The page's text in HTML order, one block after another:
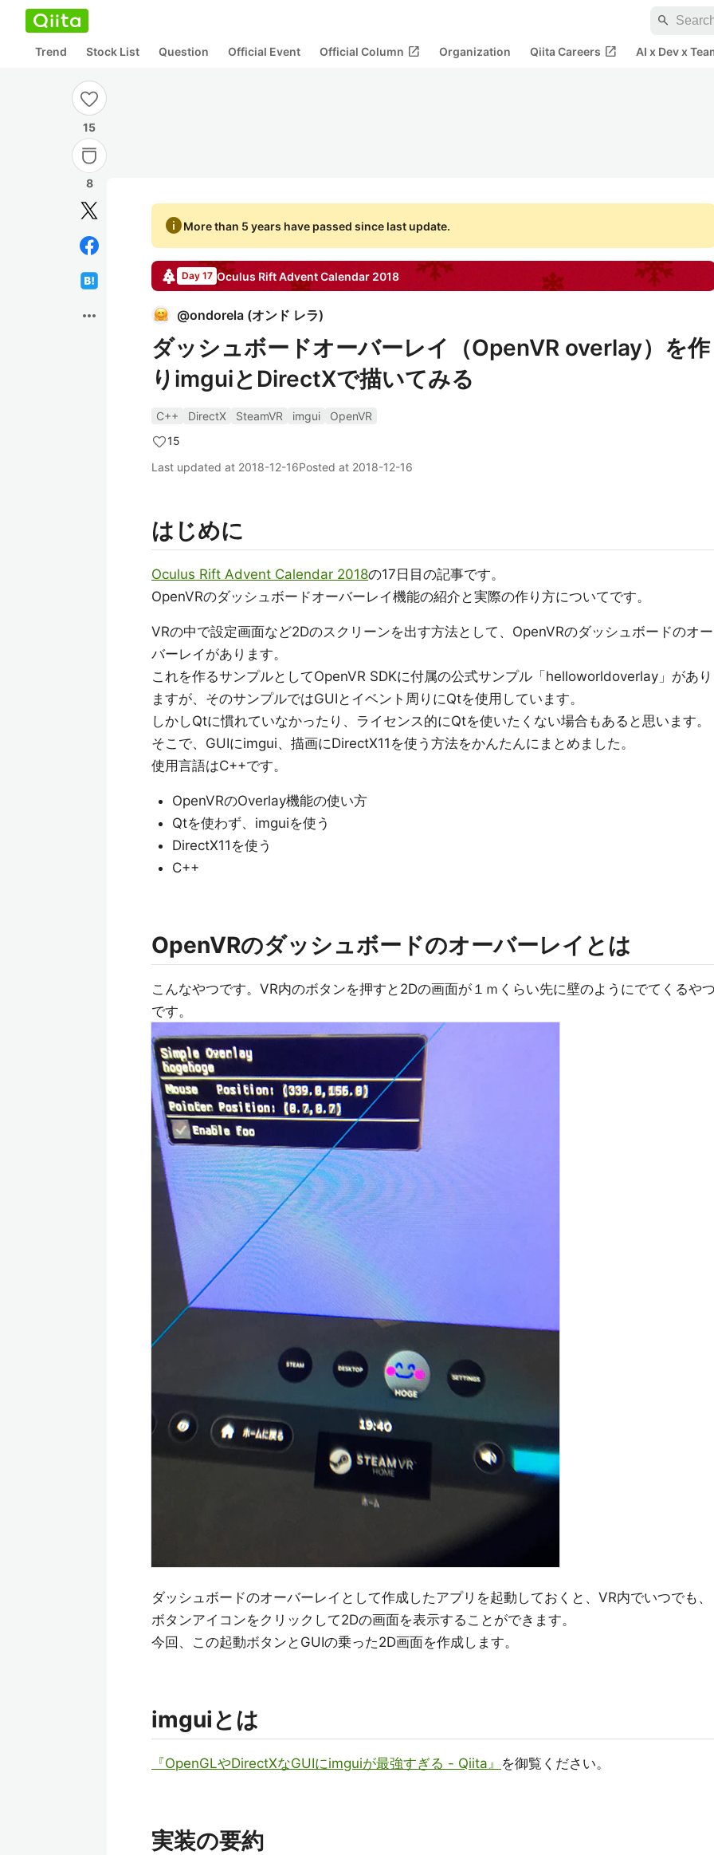
search
Trend Stock List Question Official Event Official Column open_in_new Organization Qiita Careers open_in_new AI x Dev x
15
8
more_horiz
infoMore than 5 years have passed since last update.
Day 17 Oculus RiftAdvent Calendar 2018
@ondorela (オンド レラ)
ダッシュボードオーバーレイ（OpenVR overlay）を作
りimguiとDirectXで描いてみる
C++ DirectX SteamVR imgui
OpenVR
15
Last updated at 2018-12-16Posted at 2018-12-16
はじめに
Oculus Rift Advent Calendar 2018の17日目の記事です。
OpenVRのダッシュボードオーバーレイ機能の紹介と実際の作り方についてです。
VRの中で設定画面など2Dのスクリーンを出す方法として、OpenVRのダッシュボードのオー
バーレイがあります。
これを作るサンプルとしてOpenVR SDKに付属の公式サンプル「helloworldoverlay」があり
ますが、そのサンプルではGUIとイベント周りにQtを使用しています。
しかしQtに慣れていなかったり、ライセンス的にQtを使いたくない場合もあると思います。
そこで、GUIにimgui、描画にDirectX11を使う方法をかんたんにまとめました。
使用言語はC++です。
OpenVRのOverlay機能の使い方
Qtを使わず、imguiを使う
DirectX11を使う
C++
OpenVRのダッシュボードのオーバーレイとは
こんなやつです。VR内のボタンを押すと2Dの画面が１ｍくらい先に壁のようにでてくるや
です。
ダッシュボードのオーバーレイとして作成したアプリを起動しておくと、VR内でいつでも、
ボタンアイコンをクリックして2Dの画面を表示することができます。
今回、この起動ボタンとGUIの乗った2D画面を作成します。
imguiとは
『OpenGLやDirectXなGUIにimguiが最強すぎる - Qiita』 を御覧ください。
実装の要約